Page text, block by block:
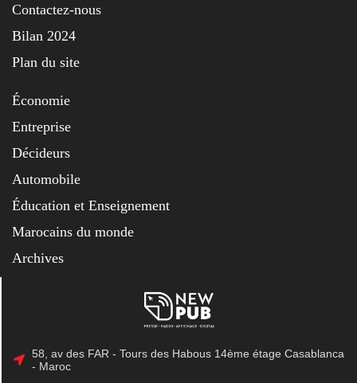
Contactez-nous
Bilan 2024
Plan du site
Économie
Entreprise
Décideurs
Automobile
Éducation et Enseignement
Marocains du monde
Archives
58, av des FAR - Tours des Habous 14ème étage Casablanca
- Maroc